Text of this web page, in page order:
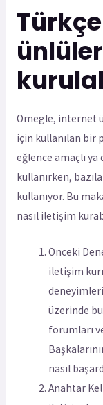
Omegle, internet
için kullanılan bir
eğlence amaçlı
kullanırken,
kullanıyor. Bu
nasıl iletişim
Önceki
iletişim
üzerinde bu
forumları
nasıl
Anahtar